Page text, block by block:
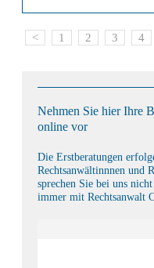
< 1 2 3 4
Nehmen Sie hier Ihre
online vor
Die Erstberatungen
Rechtsanwältinnnen und
sprechen Sie bei uns
immer mit Rechtsanwalt